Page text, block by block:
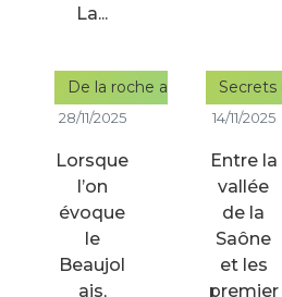
La...
De la roche au verre :
28/11/2025
Lorsque
l’on
évoque
le
Beaujol
ais,
Secrets
14/11/2025
Entre la
vallée
de la
Saône
et les
premier